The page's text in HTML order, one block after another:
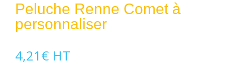
Peluche Renne Comet à
personnaliser
4,21€ HT